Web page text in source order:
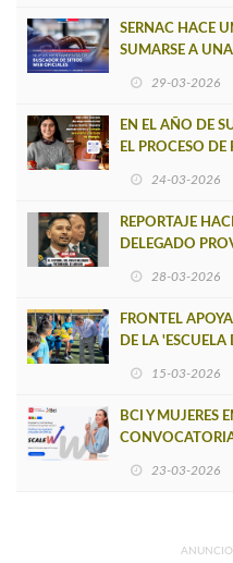
SERNAC HACE
SUMARSE A
29-03-2026
EN EL AÑO DE
EL PROCESO
24-03-2026
REPORTAJE
DELEGADO
28-03-2026
FRONTEL
DE LA
15-03-2026
BCI Y MUJERES
23-03-2026